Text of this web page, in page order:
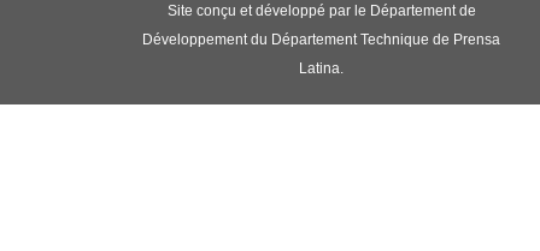
Site conçu et développé par le Département de
Développement du Département Technique de Prensa
Latina.